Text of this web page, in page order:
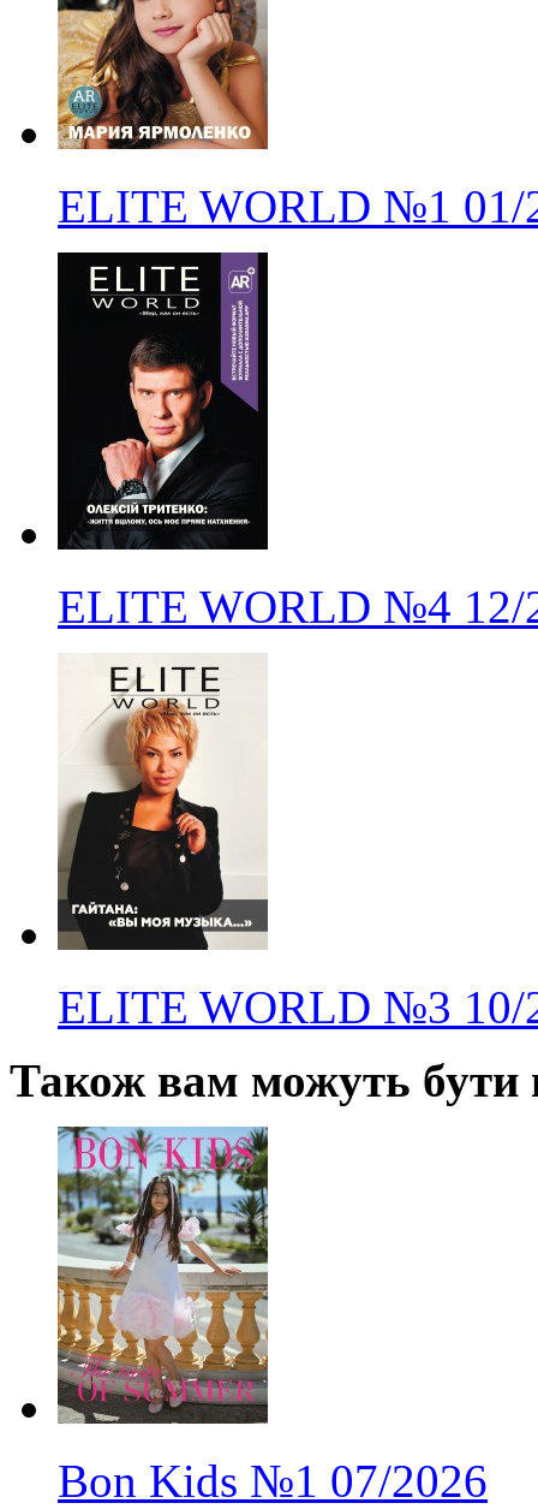
ELITE WORLD №1 01/
ELITE WORLD №4 12/
ELITE WORLD №3 10/
Також вам можуть бути
Bon Kids №1 07/2026